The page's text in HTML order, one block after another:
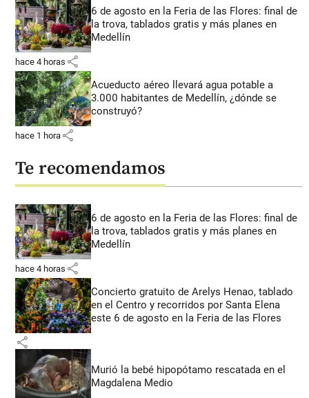
6 de agosto en la Feria de las Flores: final de
la trova, tablados gratis y más planes en
Medellín
hace 4 horas share
Acueducto aéreo llevará agua potable a
3.000 habitantes de Medellín, ¿dónde se
construyó?
hace 1 hora share
Te recomendamos
6 de agosto en la Feria de las Flores: final de
la trova, tablados gratis y más planes en
Medellín
hace 4 horas share
Concierto gratuito de Arelys Henao, tablado
en el Centro y recorridos por Santa Elena
este 6 de agosto en la Feria de las Flores
share
Murió la bebé hipopótamo rescatada en el
Magdalena Medio